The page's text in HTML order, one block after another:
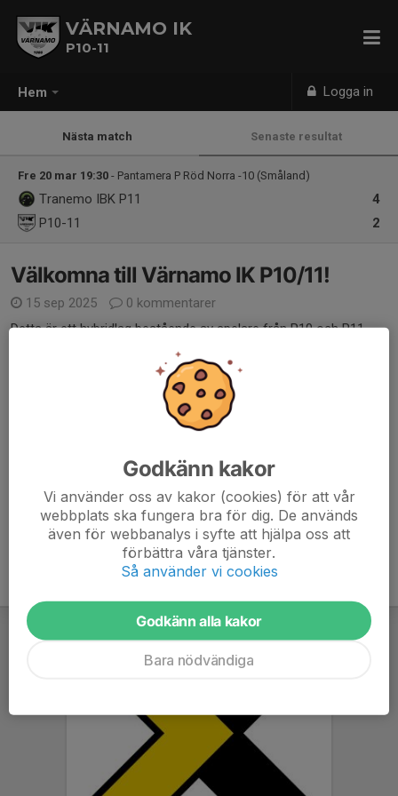
Hem Logga in
VÄRNAMO IK
P10-11
Nästa match Senaste resultat
Fre 20 mar 19:30 - Pantamera P Röd Norra -10 (Småland)
4
Tranemo IBK P11
2
P10-11
Välkomna till Värnamo IK P10/11!
15 sep 2025
0 kommentarer
Detta är ett hybridlag bestående av spelare från P10 och P11.
Har ni några frågor eller funderingar så är ni välkomna att
kontakta någon av ledarna.
P11: varnamoik_p11
Läs mer
Godkänn kakor
Vi använder oss av kakor (cookies) för att vår
webbplats ska fungera bra för dig. De används
även för webbanalys i syfte att hjälpa oss att
förbättra våra tjänster.
Så använder vi cookies
Godkänn alla kakor
Bara nödvändiga